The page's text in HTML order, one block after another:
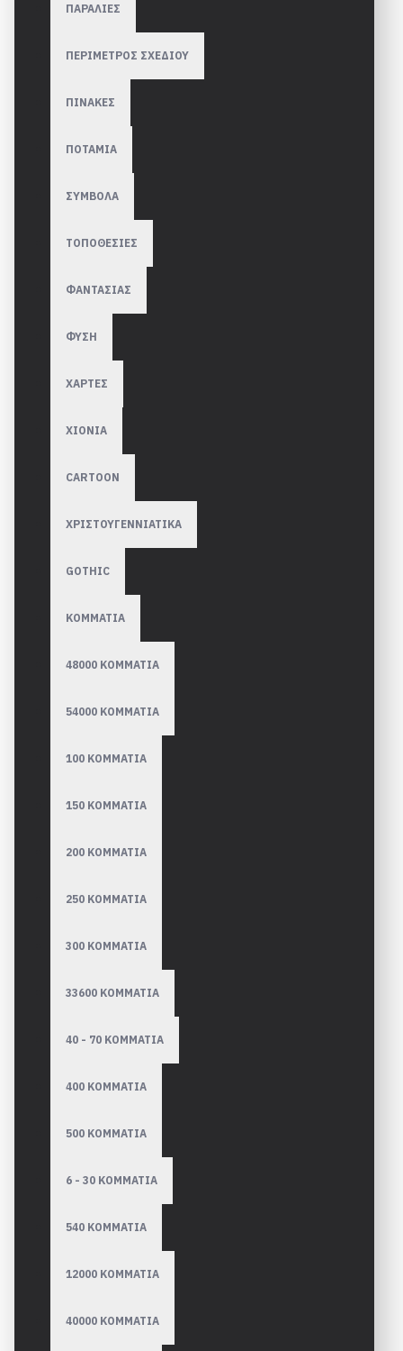
ΠΑΡΑΛΙΕΣ
ΠΕΡΙΜΕΤΡΟΣ ΣΧΕΔΙΟΥ
ΠΙΝΑΚΕΣ
ΠΟΤΑΜΙΑ
ΣΥΜΒΟΛΑ
ΤΟΠΟΘΕΣΙΕΣ
ΦΑΝΤΑΣΙΑΣ
ΦΥΣΗ
ΧΑΡΤΕΣ
ΧΙΟΝΙΑ
CARTOON
ΧΡΙΣΤΟΥΓΕΝΝΙΑΤΙΚΑ
GOTHIC
ΚΟΜΜΑΤΙΑ
48000 ΚΟΜΜΑΤΙΑ
54000 ΚΟΜΜΑΤΙΑ
100 ΚΟΜΜΑΤΙΑ
150 ΚΟΜΜΑΤΙΑ
200 ΚΟΜΜΑΤΙΑ
250 ΚΟΜΜΑΤΙΑ
300 ΚΟΜΜΑΤΙΑ
33600 ΚΟΜΜΑΤΙΑ
40 - 70 ΚΟΜΜΑΤΙΑ
400 ΚΟΜΜΑΤΙΑ
500 ΚΟΜΜΑΤΙΑ
6 - 30 ΚΟΜΜΑΤΙΑ
540 ΚΟΜΜΑΤΙΑ
12000 ΚΟΜΜΑΤΙΑ
40000 ΚΟΜΜΑΤΙΑ